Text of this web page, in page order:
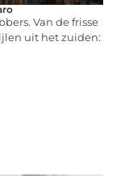
Van de frisse
uit het zuiden: